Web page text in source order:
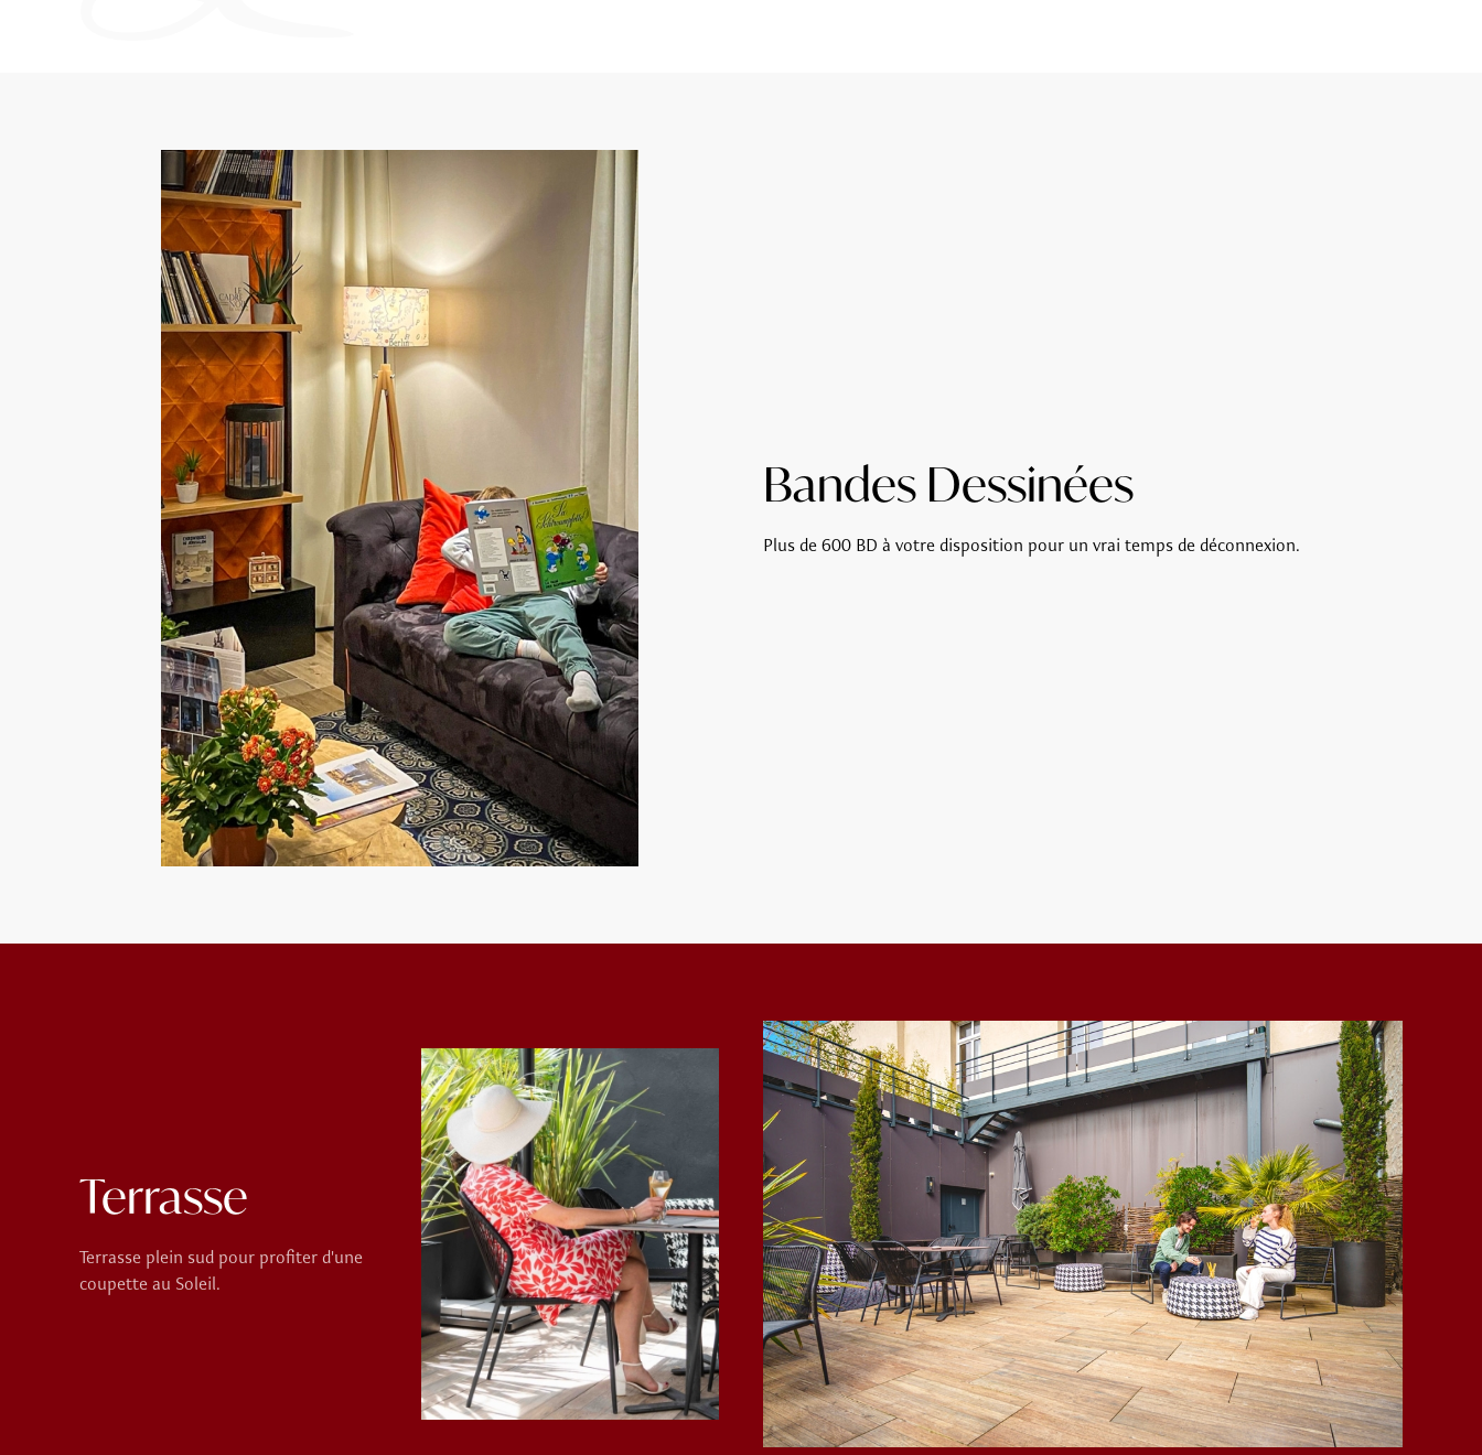
Bandes Dessinées
Plus de 600 BD à votre disposition pour un vrai temps de déconnexion.
Terrasse
Terrasse plein sud pour profiter d'une
coupette au Soleil.